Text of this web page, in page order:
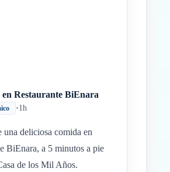
Restaurante BiEnara
•1h
una deliciosa comida en
BiEnara, a 5 minutos a pie
de los Mil Años.